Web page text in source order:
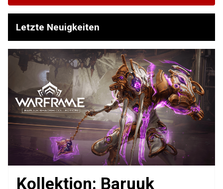
Letzte Neuigkeiten
Kollektion: Baruuk